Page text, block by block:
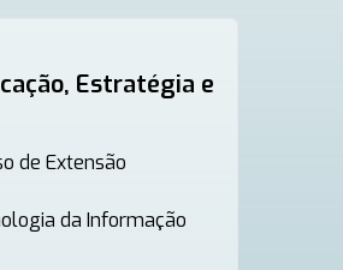
Estratégia e
de Extensão
da Informação